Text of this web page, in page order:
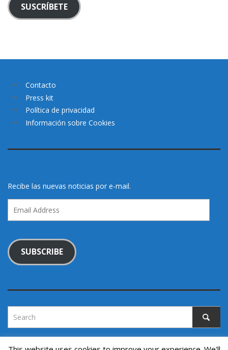
SUSCRÍBETE
Contacto
Press kit
Política de privacidad
Información sobre Cookies
Recibe las nuevas noticias por e-mail.
Address
SUBSCRIBE